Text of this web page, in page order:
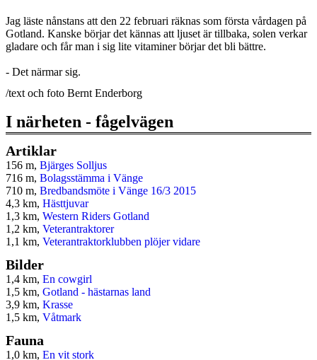
Jag läste nånstans att den 22 februari räknas som första vårdagen på
Gotland. Kanske börjar det kännas att ljuset är tillbaka, solen verkar
gladare och får man i sig lite vitaminer börjar det bli bättre.
- Det närmar sig.
/text och foto Bernt Enderborg
I närheten - fågelvägen
Artiklar
156 m, Bjärges Solljus
716 m, Bolagsstämma i Vänge
710 m, Bredbandsmöte i Vänge 16/3 2015
4,3 km, Hästtjuvar
1,3 km, Western Riders Gotland
1,2 km, Veterantraktorer
1,1 km, Veterantraktorklubben plöjer vidare
Bilder
1,4 km, En cowgirl
1,5 km, Gotland - hästarnas land
3,9 km, Krasse
1,5 km, Våtmark
Fauna
1,0 km, En vit stork